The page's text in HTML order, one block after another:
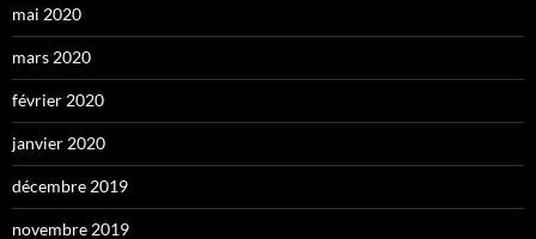
mai 2020
mars 2020
février 2020
janvier 2020
décembre 2019
novembre 2019